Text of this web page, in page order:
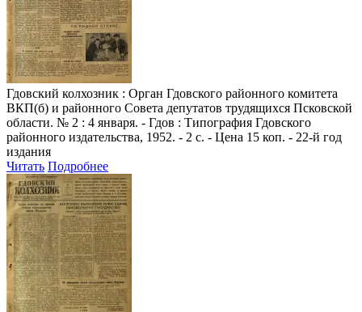
Гдовский колхозник : Орган Гдовского районного комитета
ВКП(б) и районного Совета депутатов трудящихся Псковской
области. № 2 : 4 января. - Гдов : Типография Гдовского
районного издательства, 1952. - 2 с. - Цена 15 коп. - 22-й год
издания
Читать Подробнее